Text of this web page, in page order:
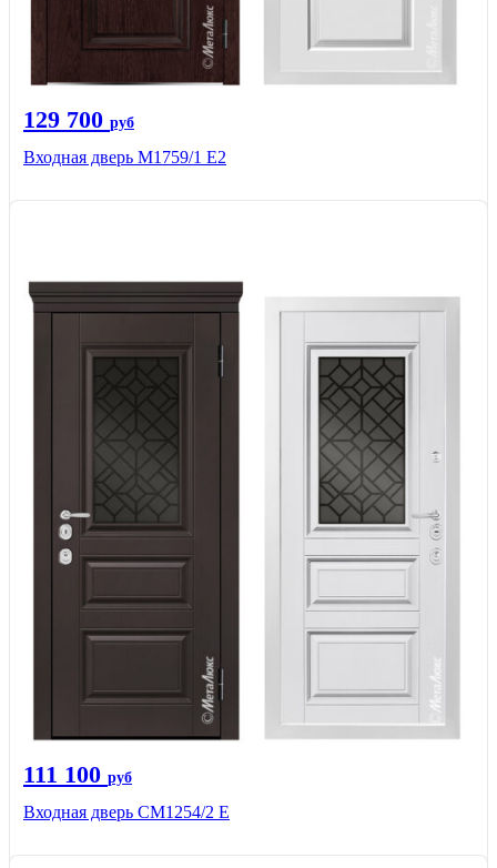
129 700 руб
Входная дверь М1759/1 Е2
111 100 руб
Входная дверь СМ1254/2 E